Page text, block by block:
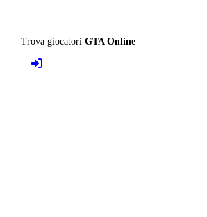
Trova giocatori GTA Online